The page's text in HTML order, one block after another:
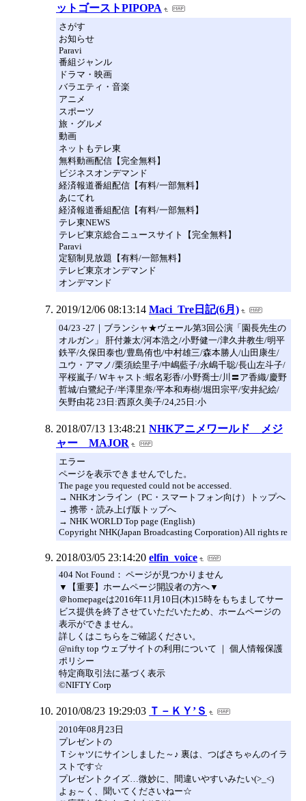
ットゴーストPIPOPA
さがす
お知らせ
Paravi
番組ジャンル
ドラマ・映画
バラエティ・音楽
アニメ
スポーツ
旅・グルメ
動画
ネットもテレ東
無料動画配信【完全無料】
ビジネスオンデマンド
経済報道番組配信【有料/一部無料】
あにてれ
経済報道番組配信【有料/一部無料】
テレ東NEWS
テレビ東京総合ニュースサイト【完全無料】
Paravi
定額制見放題【有料/一部無料】
テレビ東京オンデマンド
オンデマンド
2019/12/06 08:13:14 Maci_Tre日記(6月)
04/23 -27｜ブランシャ★ヴェール第3回公演「園長先生の
オルガン」 肝付兼太/河本浩之/小野健一/津久井教生/明平
鉄平/久保田泰也/豊島侑也/中村雄三/森本勝人/山田康生/
ユウ・アマノ/栗須絵里子/中嶋藍子/永嶋千聡/長山左斗子/
平桜嵐子/ Wキャスト:蝦名彩香/小野喬士/川〓ア香織/慶野
哲城/白鷺紀子/半澤里奈/平本和寿樹/堀田宗平/安井紀絵/
矢野由花 23日:西原久美子/24,25日:小
2018/07/13 13:48:21 NHKアニメワールド メジ
ャー MAJOR
エラー
ページを表示できませんでした。
The page you requested could not be accessed.
→ NHKオンライン（PC・スマートフォン向け）トップへ
→ 携帯・読み上げ版トップへ
→ NHK WORLD Top page (English)
Copyright NHK(Japan Broadcasting Corporation) All rights re
2018/03/05 23:14:20 elfin_voice
404 Not Found： ページが見つかりません
▼【重要】ホームページ開設者の方へ▼
＠homepageは2016年11月10日(木)15時をもちましてサー
ビス提供を終了させていただいたため、ホームページの
表示ができません。
詳しくはこちらをご確認ください。
@nifty top ウェブサイトの利用について ｜ 個人情報保護
ポリシー
特定商取引法に基づく表示
©NIFTY Corp
2010/08/23 19:29:03 Ｔ－ＫＹ’Ｓ
2010年08月23日
プレゼントの
Ｔシャツにサインしました～♪ 裏は、つばさちゃんのイラ
ストです☆
プレゼントクイズ…微妙に、間違いやすいみたい(>_<)
よぉ～く、聞いてくださいねー☆